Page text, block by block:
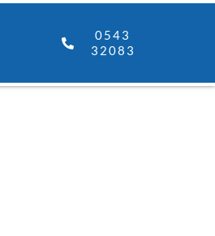
0543
32083